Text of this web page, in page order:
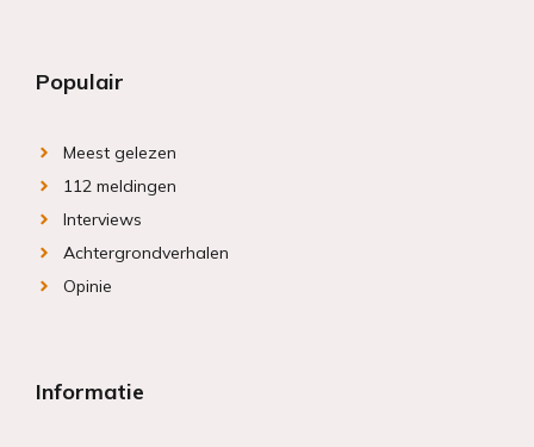
Populair
Meest gelezen
112 meldingen
Interviews
Achtergrondverhalen
Opinie
Informatie